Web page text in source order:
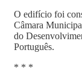
O edifício foi
Câmara
do
Português.
* * *